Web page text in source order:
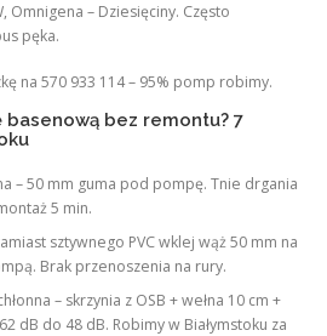
Omnigena – Dziesięciny. Często
pęka.
na 570 933 114 – 95% pomp robimy.
basenową bez remontu? 7
– 50 mm guma pod pompę. Tnie drgania
5 min.
sztywnego PVC wklej wąż 50 mm na
Brak przenoszenia na rury.
– skrzynia z OSB + wełna 10 cm +
dB do 48 dB. Robimy w Białymstoku za